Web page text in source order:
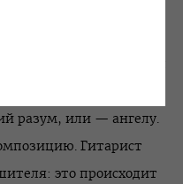
Джако Пасториуса. К
(Виктор Тимофеев),
падения в зал
подобен сверх-я,
разум, или — ангелу.
Гитарист
это происходит